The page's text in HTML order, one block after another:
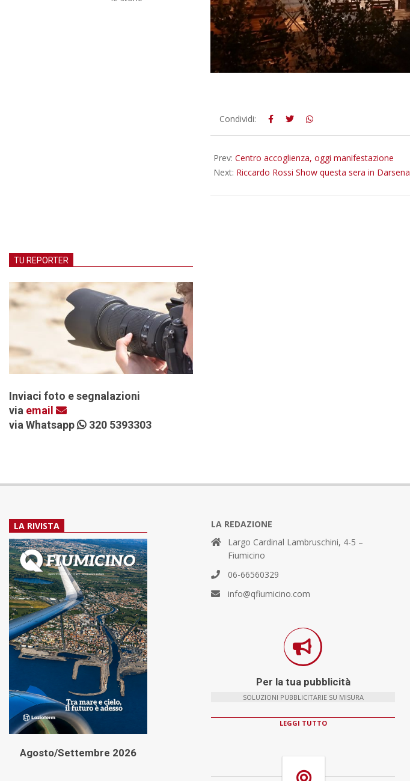
2016-
07-
Condividi:
Prev: Centro accoglienza, oggi manifestazione
Next: Riccardo Rossi Show questa sera in Darsena
TU REPORTER
Inviaci foto e segnalazioni
via email
via Whatsapp
320 5393303
LA RIVISTA
Agosto/Settembre 2026
LA REDAZIONE
Largo Cardinal Lambruschini, 4-5 –
Fiumicino
06-66560329
info@qfiumicino.com
Per la tua pubblicità
SOLUZIONI PUBBLICITARIE SU MISURA
LEGGI TUTTO